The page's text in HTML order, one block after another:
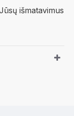
išmatavimus